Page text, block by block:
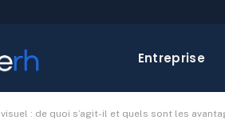
Entreprise
: de quoi s’agit-il et quels sont les